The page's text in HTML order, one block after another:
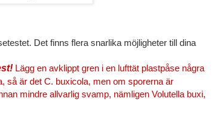
Det finns flera snarlika möjligheter till dina
Lägg en avklippt gren i en lufttät plastpåse några
så är det C. buxicola, men om sporerna är
mindre allvarlig svamp, nämligen Volutella buxi,